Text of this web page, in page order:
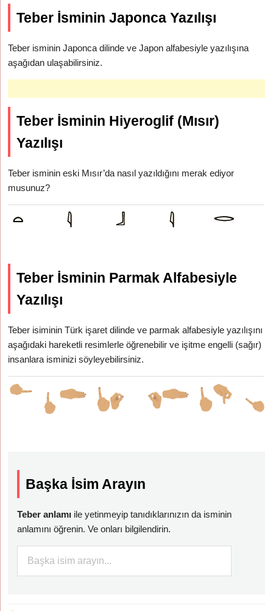
Teber İsminin Japonca Yazılışı
Teber isminin Japonca dilinde ve Japon alfabesiyle yazılışına
aşağıdan ulaşabilirsiniz.
Teber İsminin Hiyeroglif (Mısır)
Yazılışı
Teber isminin eski Mısır’da nasıl yazıldığını merak ediyor
musunuz?
Teber İsminin Parmak Alfabesiyle
Yazılışı
Teber isiminin Türk işaret dilinde ve parmak alfabesiyle yazılışını
aşağıdaki hareketli resimlerle öğrenebilir ve işitme engelli (sağır)
insanlara isminizi söyleyebilirsiniz.
Başka İsim Arayın
Teber anlamı ile yetinmeyip tanıdıklarınızın da isminin
anlamını öğrenin. Ve onları bilgilendirin.